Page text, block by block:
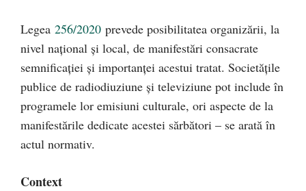
Legea 256/2020 prevede posibilitatea organizării, la
nivel naţional şi local, de manifestări consacrate
semnificaţiei şi importanţei acestui tratat. Societăţile
publice de radiodiuziune şi televiziune pot include în
programele lor emisiuni culturale, ori aspecte de la
manifestările dedicate acestei sărbători – se arată în
actul normativ.
Context